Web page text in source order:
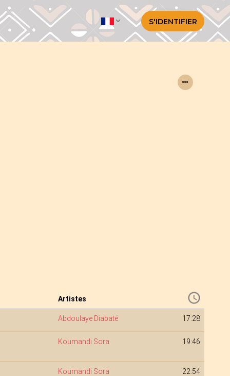
S'IDENTIFIER
Artistes
Abdoulaye Diabaté 17:28
Koumandi Sora 19:46
Koumandi Sora 22:54